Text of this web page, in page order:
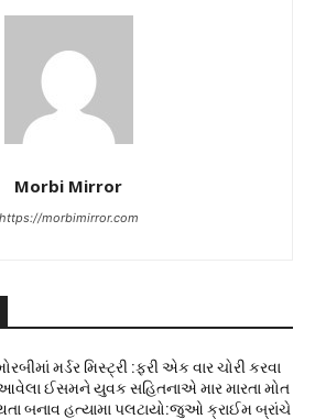
Morbi Mirror
https://morbimirror.com
મર્ડર મિસ્ટ્રી :ફરી એક વાર ચોરી કરવા
ઈસમને યુવક સહિતનાએ માર મારતા મોત
બનાવ હત્યામા પલટાયો:જુઓ ક્રાઈમ બ્રાંચે